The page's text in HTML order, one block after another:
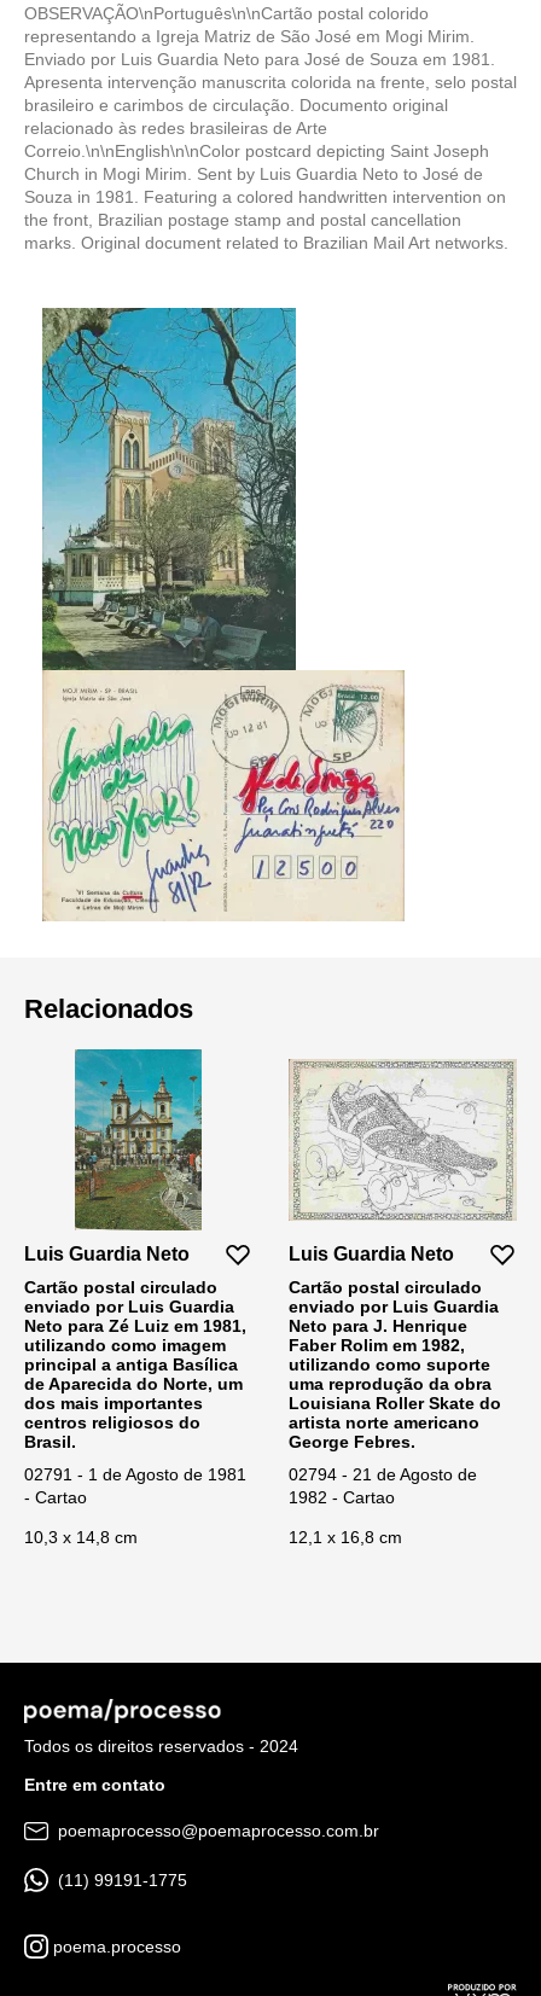
OBSERVAÇÃO\nPortuguês\n\nCartão postal colorido
representando a Igreja Matriz de São José em Mogi Mirim.
Enviado por Luis Guardia Neto para José de Souza em 1981.
Apresenta intervenção manuscrita colorida na frente, selo postal
brasileiro e carimbos de circulação. Documento original
relacionado às redes brasileiras de Arte
Correio.\n\nEnglish\n\nColor postcard depicting Saint Joseph
Church in Mogi Mirim. Sent by Luis Guardia Neto to José de
Souza in 1981. Featuring a colored handwritten intervention on
the front, Brazilian postage stamp and postal cancellation
marks. Original document related to Brazilian Mail Art networks.
Relacionados
Luis Guardia Neto
Cartão postal circulado
enviado por Luis Guardia
Neto para Zé Luiz em 1981,
utilizando como imagem
principal a antiga Basílica
de Aparecida do Norte, um
dos mais importantes
centros religiosos do
Brasil.
02791 - 1 de Agosto de 1981
- Cartao
10,3 x 14,8 cm
Luis Guardia Neto
Cartão postal circulado
enviado por Luis Guardia
Neto para J. Henrique
Faber Rolim em 1982,
utilizando como suporte
uma reprodução da obra
Louisiana Roller Skate do
artista norte americano
George Febres.
02794 - 21 de Agosto de
1982 - Cartao
12,1 x 16,8 cm
Todos os direitos reservados - 2024
Entre em contato
poemaprocesso@poemaprocesso.com.br
(11) 99191-1775
poema.processo